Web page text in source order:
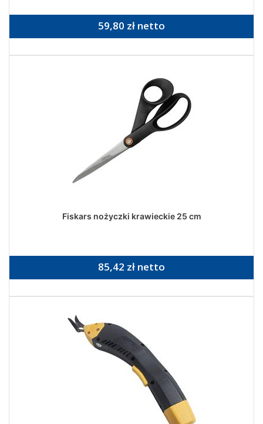
59,80 zł netto
Fiskars nożyczki krawieckie 25 cm
85,42 zł netto